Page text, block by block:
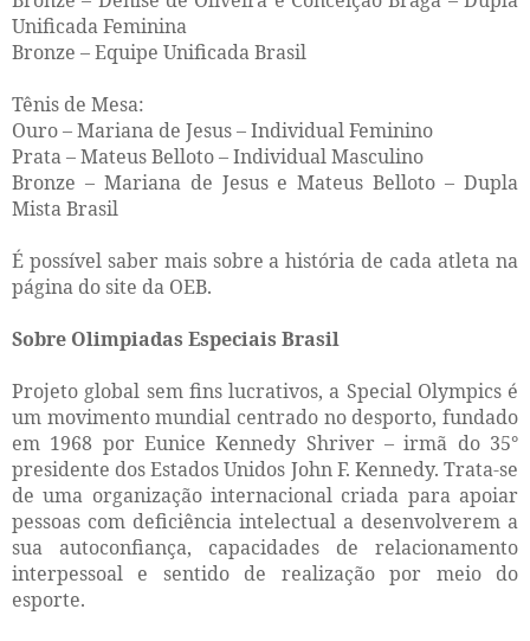
Unificada Feminina
Bronze – Equipe Unificada Brasil
Tênis de Mesa:
Ouro – Mariana de Jesus – Individual Feminino
Prata – Mateus Belloto – Individual Masculino
Bronze – Mariana de Jesus e Mateus Belloto – Dupla
Mista Brasil
É possível saber mais sobre a história de cada atleta na
página do site da OEB.
Sobre Olimpiadas Especiais Brasil
Projeto global sem fins lucrativos, a Special Olympics é
um movimento mundial centrado no desporto, fundado
em 1968 por Eunice Kennedy Shriver – irmã do 35°
presidente dos Estados Unidos John F. Kennedy. Trata-se
de uma organização internacional criada para apoiar
pessoas com deficiência intelectual a desenvolverem a
sua autoconfiança, capacidades de relacionamento
interpessoal e sentido de realização por meio do
esporte.